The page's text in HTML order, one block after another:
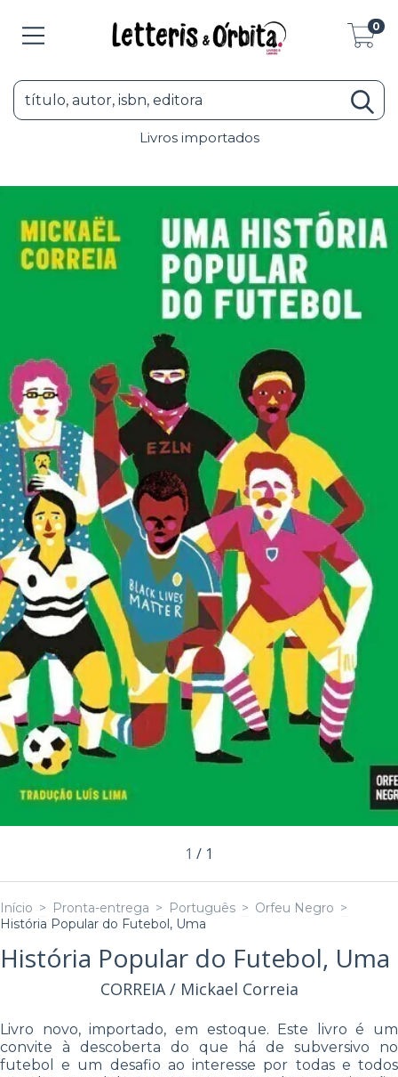
0
Livros importados
1 / 1
Início > Pronta-entrega > Português > Orfeu Negro >
História Popular do Futebol, Uma
História Popular do Futebol, Uma
CORREIA / Mickael Correia
Livro novo, importado, em estoque. Este livro é um
convite à descoberta do que há de subversivo no
futebol e um desafio ao interesse por todas e todos